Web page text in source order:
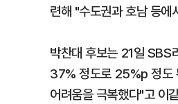
련해 "수도권과 호남 등
박찬대 후보는 21일 SBS
37% 정도로 25%p 정도
어려움을 극복했다"고 이